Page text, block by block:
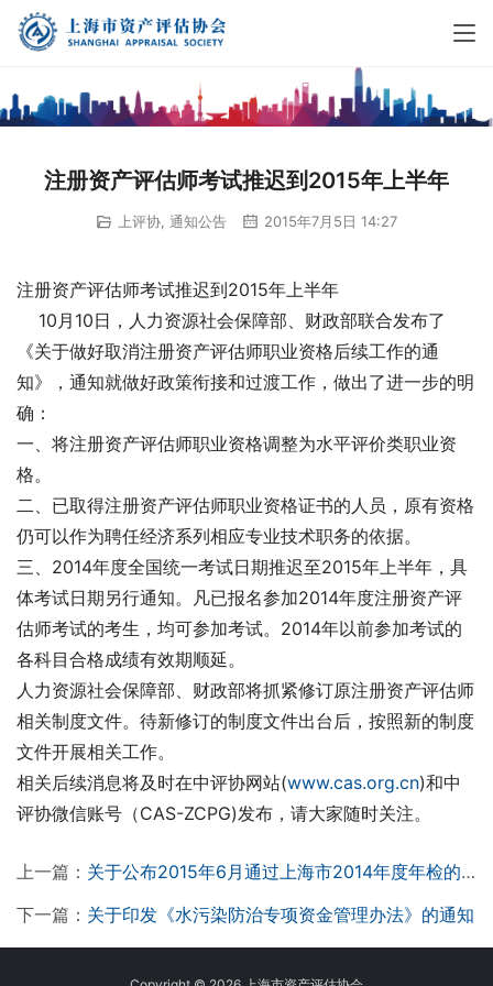
注册资产评估师考试推迟到2015年上半年
上评协 通知公告 2015年7月5日 14:27
注册资产评估师考试推迟到2015年上半年
10月10日，人力资源社会保障部、财政部联合发布了
《关于做好取消注册资产评估师职业资格后续工作的通
知》，通知就做好政策衔接和过渡工作，做出了进一步的明
确：
一、将注册资产评估师职业资格调整为水平评价类职业资
格。
二、已取得注册资产评估师职业资格证书的人员，原有资格
仍可以作为聘任经济系列相应专业技术职务的依据。
三、2014年度全国统一考试日期推迟至2015年上半年，具
体考试日期另行通知。凡已报名参加2014年度注册资产评
估师考试的考生，均可参加考试。2014年以前参加考试的
各科目合格成绩有效期顺延。
人力资源社会保障部、财政部将抓紧修订原注册资产评估师
相关制度文件。待新修订的制度文件出台后，按照新的制度
文件开展相关工作。
相关后续消息将及时在中评协网站(www.cas.org.cn)和中
评协微信账号（CAS-ZCPG)发布，请大家随时关注。
上一篇： 关于公布2015年6月通过上海市2014年度年检的注册资产评估师名单的通知
下一篇： 关于印发《水污染防治专项资金管理办法》的通知